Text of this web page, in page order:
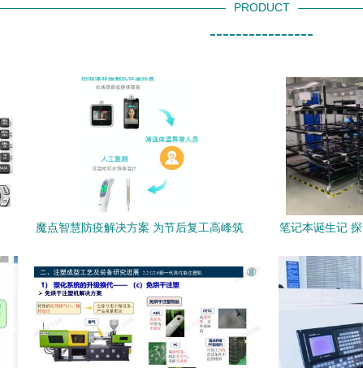
PRODUCT
----------------
魔点智慧防疫解决方案 为节后复工高峰筑
笔记本诞生记